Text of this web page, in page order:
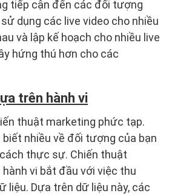
tiếp cận đến các đối tượng
dụng các live video cho nhiều
và lập kế hoạch cho nhiều live
hứng thú hơn cho các
trên hành vi
thuật marketing phức tạp.
nhiều về đối tượng của bạn
thực sự. Chiến thuật
vi bắt đầu với việc thu
liệu. Dựa trên dữ liệu này, các